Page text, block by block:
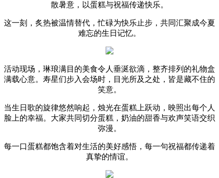
散暑意，以蛋糕与祝福传递快乐。
这一刻，炙热被温情替代，忙碌为快乐止步，共同汇聚成今夏
难忘的生日记忆。
活动现场，琳琅满目的美食令人垂涎欲滴，整齐排列的礼物盒
满载心意。寿星们步入会场时，目光所及之处，皆是藏不住的
笑意。
当生日歌的旋律悠然响起，烛光在蛋糕上跃动，映照出每个人
脸上的幸福。大家共同切分蛋糕，奶油的甜香与欢声笑语交织
弥漫。
每一口蛋糕都饱含着对生活的美好感悟，每一句祝福都传递着
真挚的情谊。